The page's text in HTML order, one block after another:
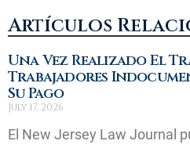
Artículos
Una Vez Realizado El
Trabajadores
Su Pago
July 17, 2026
El New Jersey Law Journal